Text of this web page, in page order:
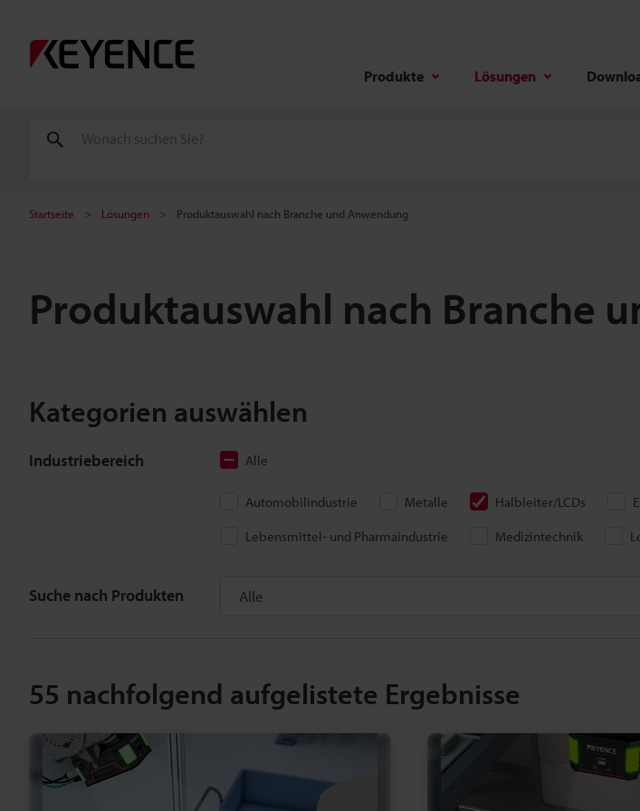
Produkte Lösungen
Startseite Lösungen Produktauswahl nach Branche und Anwendung
Produktauswahl nach Branche
Kategorien auswählen
Industriebereich Alle
Automobilindustrie Metalle Halbleiter/LCDs
Lebensmittel- und Pharmaindustrie
Medizintechnik
Suche nach Produkten
55 nachfolgend aufgelistete Ergebnisse